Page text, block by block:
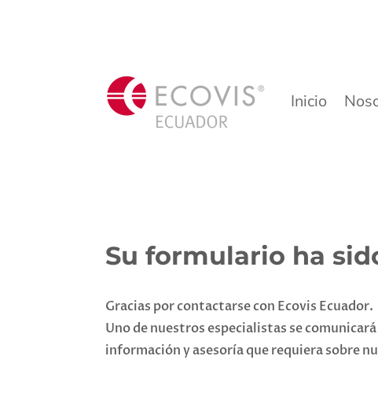
Inicio
Su formulario ha
Gracias por contactarse con Ecovis Ecuador.
Uno de nuestros especialistas se
información y asesoría que requiera sobre